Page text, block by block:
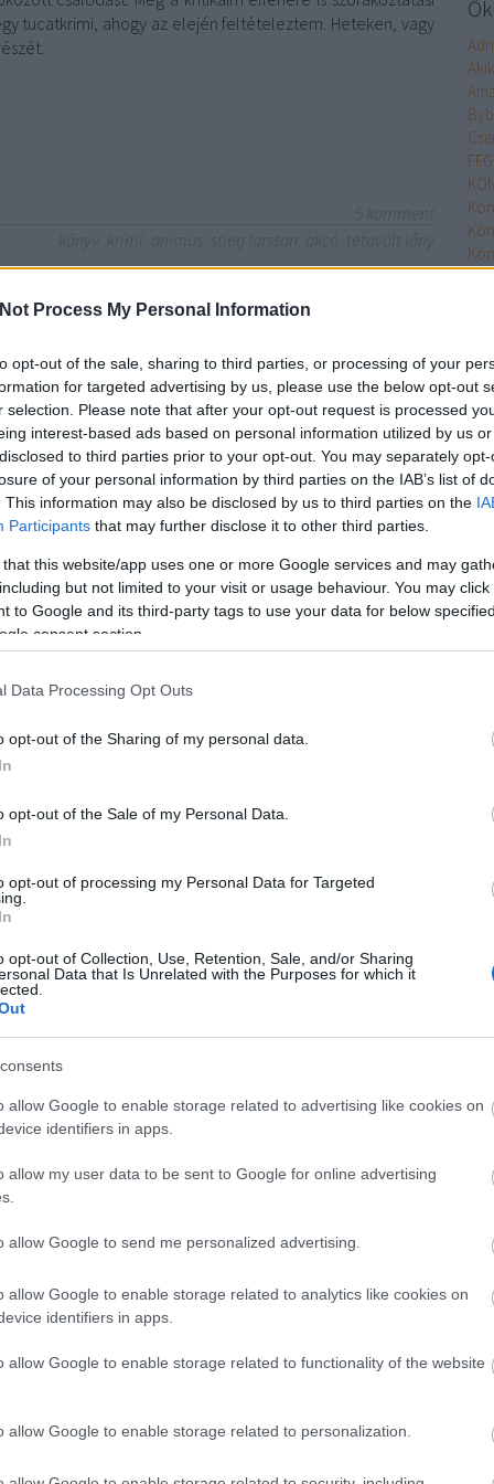
Process My Personal Information
opt-out of the sale, sharing to third parties, or processing of your
for targeted advertising by us, please use the below opt-out
selection. Please note that after your opt-out request is processed
interest-based ads based on personal information utilized by us
to third parties prior to your opt-out. You may separately
of your personal information by third parties on the IAB’s list of
This information may also be disclosed by us to third parties on the
Participants that may further disclose it to other third parties.
that this website/app uses one or more Google services and may
but not limited to your visit or usage behaviour. You may
to Google and its third-party tags to use your data for below
consent section.
Data Processing Opt Outs
opt-out of the Sharing of my personal data.
opt-out of the Sale of my Personal Data.
opt-out of processing my Personal Data for Targeted
opt-out of Collection, Use, Retention, Sale, and/or Sharing
Data that Is Unrelated with the Purposes for which it
allow Google to enable storage related to advertising like cookies on
identifiers in apps.
allow my user data to be sent to Google for online advertising
allow Google to send me personalized advertising.
allow Google to enable storage related to analytics like cookies on
identifiers in apps.
allow Google to enable storage related to functionality of the website
allow Google to enable storage related to personalization.
tucatkrimi, ahogy az elején feltételeztem. Heteken, vagy
trackback címe:
api/trackback/id/2118248
Kommentek:
felhasználói tartalomnak minősülnek, értük a
ellenőrzi. Kifogás esetén forduljon a blog szerkesztőjéhez. Részletek a
eddig a könyvről.Talán eddig ezért is maradt ki
kaptam,hogy nem is olyan rossz,illetve sokan
2010.06.30. 18:11:33
az eleje, de számomra az is izgi volt, kis
de szerintem simán fogyasztható formában.
tuti folytatom a kövi résszel.:)
VÁLASZ ERRE
2010.08.09. 22:18:06
politikai hajcihő meg ez a sok rokon engem is
magam rajta egy tökéletes krimi tárult elém.
Az eleje döcögős.
(már egy ideje olvaslak bevallom, de eddig még
:) Üdv!
11/